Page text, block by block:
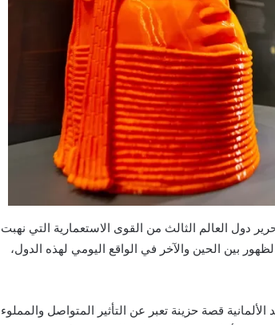
دول العالم الثالث من القوى الاستعمارية التي نهبت
بين الحين والآخر في الواقع اليومي لهذه الدول،
قصة حزينة تعبر عن التأثير المتواصل والمملوء